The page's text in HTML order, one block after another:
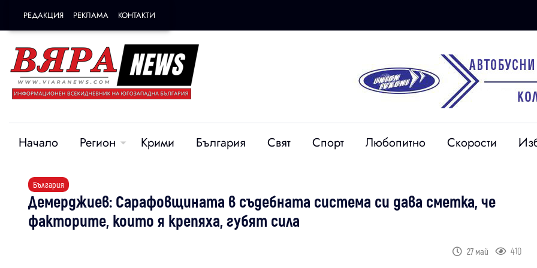
РЕДАКЦИЯ РЕКЛАМА КОНТАКТИ
Начало Регион Крими България Свят Спорт Любопитно Скорости
България
Демерджиев: Сарафовщината в съдебната система си дава сметка, че
факторите, които я крепяха, губят сила
27 май 410